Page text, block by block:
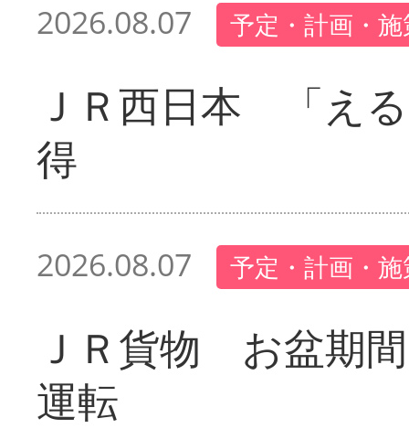
2026.08.07 予定・計画・
ＪＲ西日本 「え
得
2026.08.07 予定・計画・
ＪＲ貨物 お盆期
運転